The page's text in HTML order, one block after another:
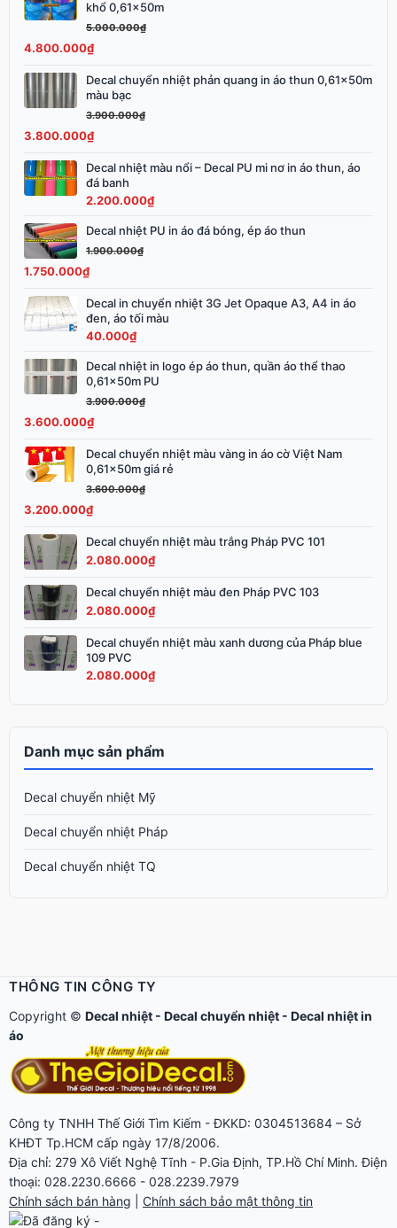
khổ 0,61x50m
5.000.000₫
gốc
5.000.000₫.
4.800.000₫
hiện
là:
4.800.000₫.
Decal chuyển nhiệt phản quang in áo thun 0,61x50m
màu bạc
3.900.000₫
Giá
gốc
3.900.000₫.
3.800.000₫
Giá
hiện
là:
3.800.000₫.
Decal nhiệt màu nổi – Decal PU mi nơ in áo thun, áo
đá banh
2.200.000₫
Decal nhiệt PU in áo đá bóng, ép áo thun
1.900.000₫
Giá
gốc
là:
1.750.000₫
Giá
hiện
tại
1.750.000₫.Decal in chuyển nhiệt 3G Jet Opaque A3, A4 in áo
đen, áo tối màu
40.000₫
Decal nhiệt in logo ép áo thun, quần áo thể thao
0,61x50m PU
3.900.000₫
Giá
3.900.000₫.
3.600.000₫
Giá
là:
3.600.000₫.
Decal chuyển nhiệt màu vàng in áo cờ Việt Nam
0,61x50m giá rẻ
3.600.000₫
Giá
gốc
3.600.000₫.
3.200.000₫
Giá
hiện
là:
3.200.000₫.
Decal chuyển nhiệt màu trắng Pháp PVC 101
2.080.000₫
Decal chuyển nhiệt màu đen Pháp PVC 103
2.080.000₫
Decal chuyển nhiệt màu xanh dương của Pháp blue
109 PVC
2.080.000₫
Danh mục sản phẩm
Decal chuyển nhiệt Mỹ
Decal chuyển nhiệt Pháp
Decal chuyển nhiệt TQ
THÔNG TIN CÔNG TY
Copyright © Decal nhiệt - Decal chuyển nhiệt - Decal nhiệt in
áo
Công ty TNHH Thế Giới Tìm Kiếm - ĐKKD: 0304513684 – Sở
KHĐT Tp.HCM cấp ngày 17/8/2006.
Địa chỉ: 279 Xô Viết Nghệ Tĩnh - P.Gia Định, TP.Hồ Chí Minh. Điện
thoại: 028.2230.6666 - 028.2239.7979
Chính sách bán hàng
Chính sách bảo mật thông tin